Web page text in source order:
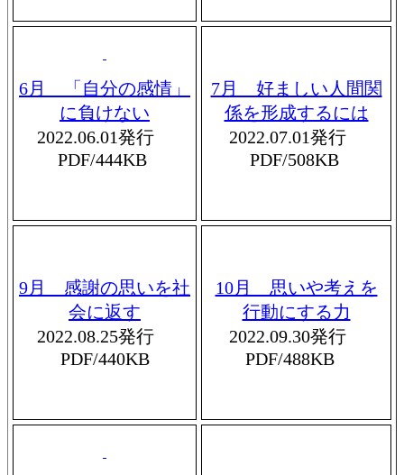
6月 「自分の感情」
に負けない
2022.06.01発行
PDF/444KB
7月 好ましい人間関
係を形成するには
2022.07.01発行
PDF/508KB
9月 感謝の思いを社
会に返す
2022.08.25発行
PDF/440KB
10月 思いや考えを
行動にする力
2022.09.30発行
PDF/488KB